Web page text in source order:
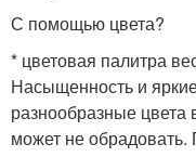
С помощью цвета?
* цветовая палитра
Насыщенность и
разнообразные
может не обрадовать.